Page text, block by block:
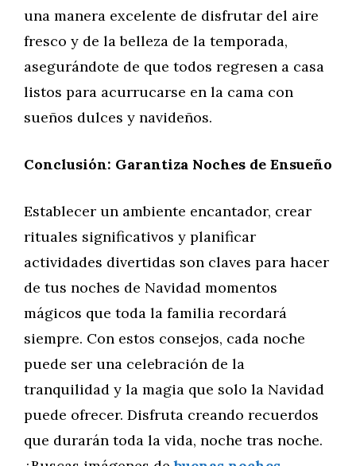
una manera excelente de disfrutar del aire
fresco y de la belleza de la temporada,
asegurándote de que todos regresen a casa
listos para acurrucarse en la cama con
sueños dulces y navideños.
Conclusión: Garantiza Noches de Ensueño
Establecer un ambiente encantador, crear
rituales significativos y planificar
actividades divertidas son claves para hacer
de tus noches de Navidad momentos
mágicos que toda la familia recordará
siempre. Con estos consejos, cada noche
puede ser una celebración de la
tranquilidad y la magia que solo la Navidad
puede ofrecer. Disfruta creando recuerdos
que durarán toda la vida, noche tras noche.